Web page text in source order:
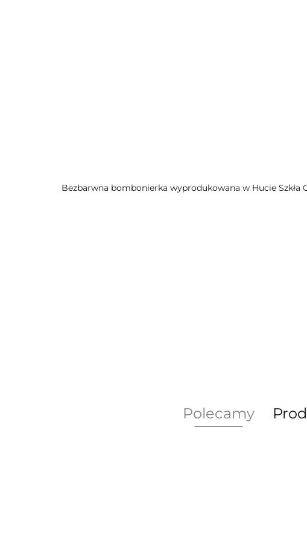
Bezbarwna bombonierka wyprodukowana w Hucie
Polecamy